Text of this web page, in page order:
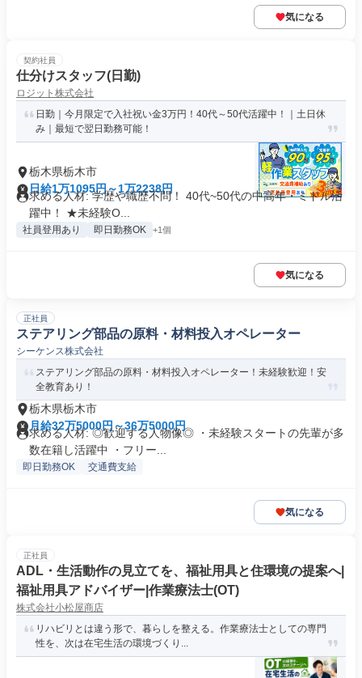
気になる
契約社員
仕分けスタッフ(日勤)
ロジット株式会社
日勤｜今月限定で入社祝い金3万円！40代～50代活躍中！｜土日休
み｜最短で翌日勤務可能！
栃木県栃木市
日給1万1095円～1万2238円
求める人材: 学歴や職歴不問！ 40代~50代の中高年・ミドル活
躍中！ ★未経験O...
社員登用あり 即日勤務OK +1個
気になる
正社員
ステアリング部品の原料・材料投入オペレーター
シーケンス株式会社
ステアリング部品の原料・材料投入オペレーター！未経験歓迎！安
全教育あり！
栃木県栃木市
月給32万5000円～36万5000円
求める人材: ◎歓迎する人物像◎ ・未経験スタートの先輩が多
数在籍し活躍中 ・フリー...
即日勤務OK 交通費支給
気になる
正社員
ADL・生活動作の見立てを、福祉用具と住環境の提案へ|
福祉用具アドバイザー|作業療法士(OT)
株式会社小松屋商店
リハビリとは違う形で、暮らしを整える。作業療法士としての専門
性を、次は在宅生活の環境づくり...